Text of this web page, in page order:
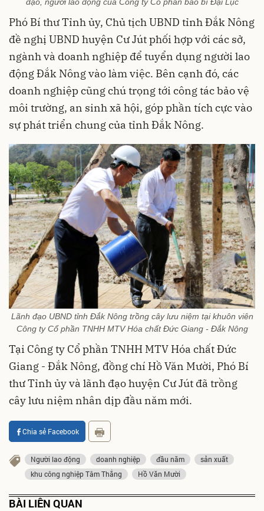
Phó Bí thư Tỉnh ủy, Chủ tịch UBND tỉnh Đắk Nông
đề nghị UBND huyện Cư Jút phối hợp với các sở,
ngành và doanh nghiệp để tuyển dụng người lao
động Đắk Nông vào làm việc. Bên cạnh đó, các
doanh nghiệp cũng chú trọng tới công tác bảo vệ
môi trường, an sinh xã hội, góp phần tích cực vào
sự phát triển chung của tỉnh Đắk Nông.
Lãnh đạo UBND tỉnh Đắk Nông trồng cây lưu niệm tại khuôn viên
Công ty Cổ phần TNHH MTV Hóa chất Đức Giang - Đắk Nông
Tại Công ty Cổ phần TNHH MTV Hóa chất Đức
Giang - Đắk Nông, đồng chí Hồ Văn Mười, Phó Bí
thư Tỉnh ủy và lãnh đạo huyện Cư Jút đã trồng
cây lưu niệm nhân dịp đầu năm mới.
Chia sẻ Facebook
Người lao động doanh nghiệp đầu năm
sản xuất
khu công nghiệp Tâm Thắng
Hồ Văn Mười
BÀI LIÊN QUAN